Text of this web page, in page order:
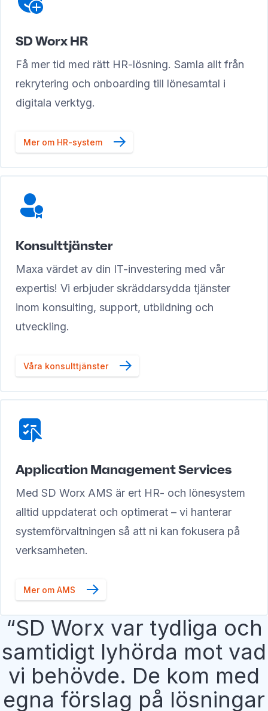
SD Worx HR
Få mer tid med rätt HR-lösning. Samla allt från
rekrytering och onboarding till lönesamtal i
digitala verktyg.
Mer om HR-system
Konsulttjänster
Maxa värdet av din IT-investering med vår
expertis! Vi erbjuder skräddarsydda tjänster
inom konsulting, support, utbildning och
utveckling.
Våra konsulttjänster
Application Management Services
Med SD Worx AMS är ert HR- och lönesystem
alltid uppdaterat och optimerat – vi hanterar
systemförvaltningen så att ni kan fokusera på
verksamheten.
Mer om AMS
SD Worx var tydliga och
samtidigt lyhörda mot vad
vi behövde. De kom med
egna förslag på lösningar